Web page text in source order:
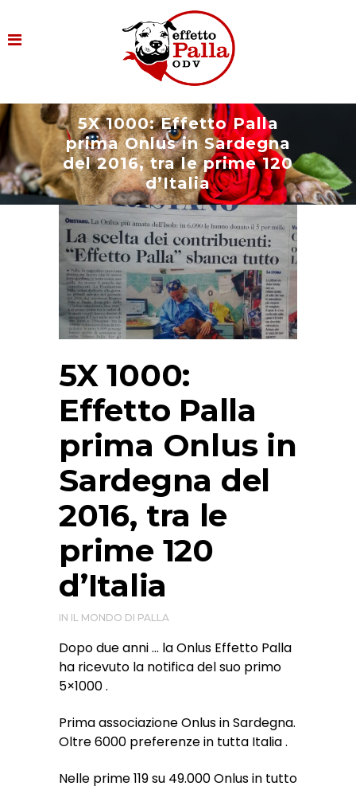
5X 1000: Effetto Palla
prima Onlus in Sardegna
del 2016, tra le prime 120
d’Italia
5X 1000:
Effetto Palla
prima Onlus in
Sardegna del
2016, tra le
prime 120
d’Italia
IN IL MONDO DI PALLA
Dopo due anni … la Onlus Effetto Palla
ha ricevuto la notifica del suo primo
5×1000 .
Prima associazione Onlus in Sardegna.
Oltre 6000 preferenze in tutta Italia .
Nelle prime 119 su 49.000 Onlus in tutto